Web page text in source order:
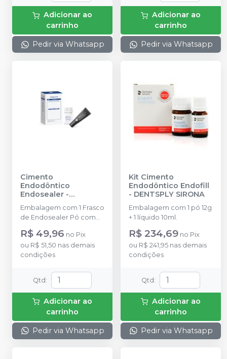
Adicionar ao
carrinho
Pedir via Whatsapp
Adicionar ao
carrinho
Pedir via Whatsapp
Cimento
Endodôntico
Endosealer -
MAQUIRA
Embalagem com 1 Frasco
de Endosealer Pó com
8g + 1 Bisnaga de
Endosealer Resina com
9g.
R$ 49,96 no Pix
ou R$ 51,50 nas demais
condições
Qtd :
Adicionar ao
carrinho
Pedir via Whatsapp
Kit Cimento
Endodôntico Endofill
- DENTSPLY SIRONA
Embalagem com 1 pó 12g
+ 1 líquido 10ml.
R$ 234,69 no Pix
ou R$ 241,95 nas demais
condições
Qtd :
Adicionar ao
carrinho
Pedir via Whatsapp